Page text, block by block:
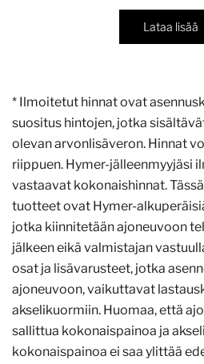
Lataa lisää
* Ilmoitetut hinnat ovat
suositus hintojen, jotka
olevan arvonlisäveron. Hinnat
riippuen. Hymer-jälleenmyyjäsi
vastaavat kokonaishinnat.
tuotteet ovat Hymer-
jotka kiinnitetään ajoneuvoon
jälkeen eikä valmistajan
osat ja lisävarusteet, jotka
ajoneuvoon, vaikuttavat
akselikuormiin. Huomaa, että
sallittua kokonaispainoa ja
kokonaispainoa ei saa ylittää